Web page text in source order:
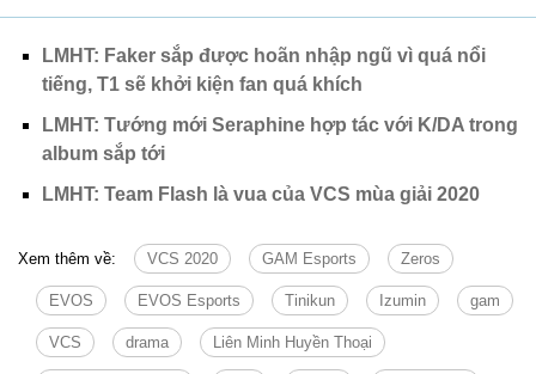
LMHT: Faker sắp được hoãn nhập ngũ vì quá nổi
tiếng, T1 sẽ khởi kiện fan quá khích
LMHT: Tướng mới Seraphine hợp tác với K/DA trong
album sắp tới
LMHT: Team Flash là vua của VCS mùa giải 2020
Xem thêm về: VCS 2020 GAM Esports Zeros
EVOS EVOS Esports Tinikun Izumin gam
VCS drama Liên Minh Huyền Thoại